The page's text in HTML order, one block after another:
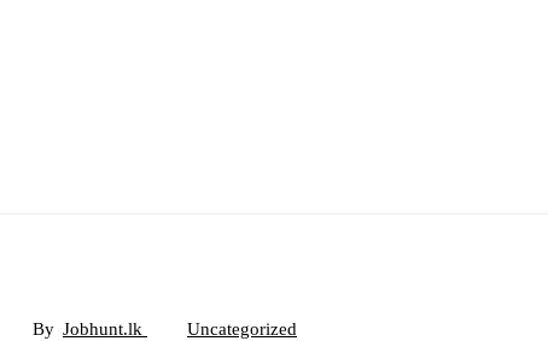
By Jobhunt.lk Uncategorized